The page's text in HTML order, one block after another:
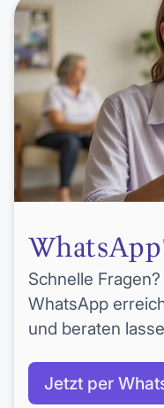
Schnelle
WhatsApp
und beraten
Jetzt per